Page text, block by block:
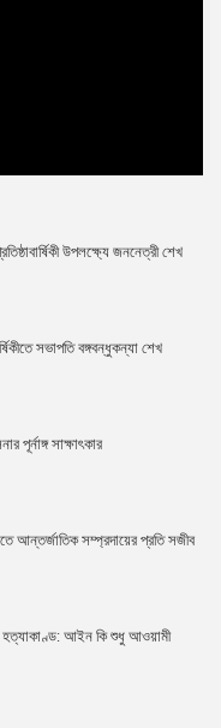
উপলক্ষ্যে জননেত্রী শেখ
সভাপতি বঙ্গবন্ধুকন্যা শেখ
পূর্নাঙ্গ সাক্ষাৎকার
আন্তর্জাতিক সম্প্রদায়ের প্রতি সজীব
হত্যাকাণ্ড: আইন কি শুধু আওয়ামী